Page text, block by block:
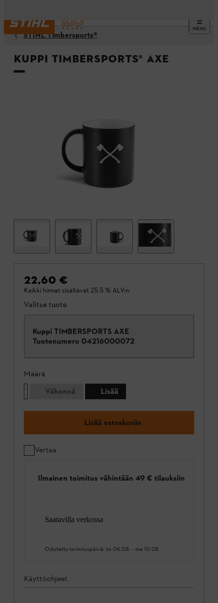
MENU
STIHL Timbersports®
Kuppi TIMBERSPORTS® AXE
22,60 €
Kaikki hinnat sisältävät 25.5 % ALV:n.
Valitse tuote
Kuppi TIMBERSPORTS AXE
Tuotenumero 04216000072
Määrä
Vähennä
Lisää
Lisää ostoskoriin
Vertaa
Ilmainen toimitus vähintään 49 € tilauksiin
Saatavilla verkossa
Odotettu toimituspäivä: to 06.08. - ma 10.08.
Käyttöohjeet